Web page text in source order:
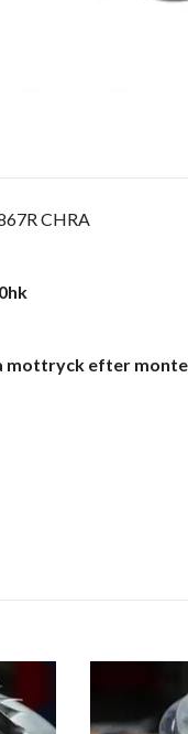
CHRA
mottryck efter